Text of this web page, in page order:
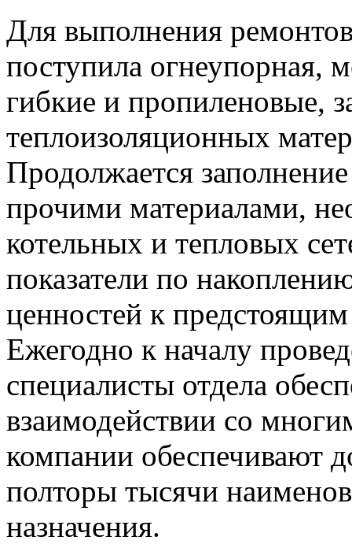
Для выполнения
поступила огнеупорная,
гибкие и пропиленовые,
теплоизоляционных
Продолжается
прочими материалами,
котельных и тепловых
показатели по
ценностей к
Ежегодно к началу
специалисты отдела
взаимодействии со
компании обеспечивают
полторы тысячи
назначения.